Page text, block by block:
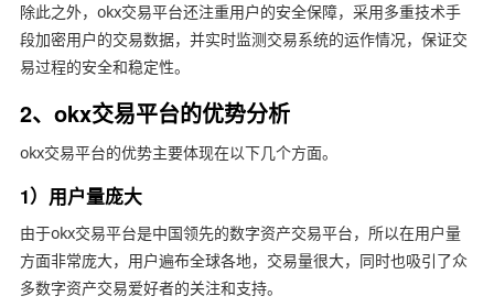
除此之外，okx交易平台还注重用户的安全保障，采用多重技术手
段加密用户的交易数据，并实时监测交易系统的运作情况，保证交
易过程的安全和稳定性。
2、okx交易平台的优势分析
okx交易平台的优势主要体现在以下几个方面。
1）用户量庞大
由于okx交易平台是中国领先的数字资产交易平台，所以在用户量
方面非常庞大，用户遍布全球各地，交易量很大，同时也吸引了众
多数字资产交易爱好者的关注和支持。